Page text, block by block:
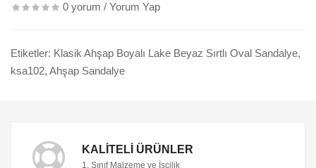
0 yorum / Yorum Yap
Etiketler: Klasik Ahşap Boyalı Lake Beyaz Sırtlı Oval Sandalye,
ksa102, Ahşap Sandalye
KALITELI ÜRÜNLER
1. Sınıf Malzeme ve İşçilik